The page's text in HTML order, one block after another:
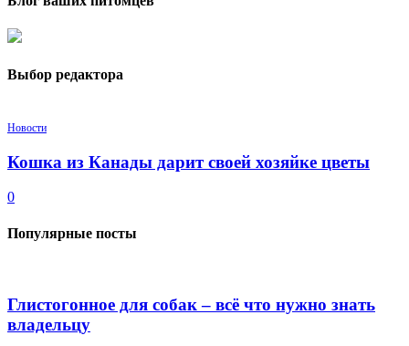
Выбор редактора
Новости
Кошка из Канады дарит своей хозяйке цветы
0
Популярные посты
Глистогонное для собак – всё что нужно знать
владельцу